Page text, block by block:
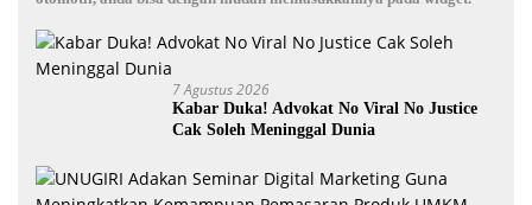
7 Agustus 2026
Kabar Duka! Advokat No Viral No Justice
Cak Soleh Meninggal Dunia